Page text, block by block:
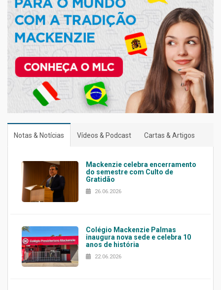
Notas & Notícias Vídeos & Podcast Cartas & Artigos
Mackenzie celebra encerramento
do semestre com Culto de
Gratidão
26.06.2026
Colégio Mackenzie Palmas
inaugura nova sede e celebra 10
anos de história
22.06.2026